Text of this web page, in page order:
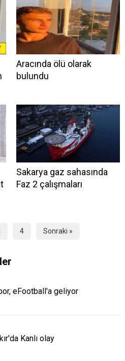
Aracında ölü olarak
bulundu
Sakarya gaz sahasında
Faz 2 çalışmaları
4 Sonraki »
eFootball'a geliyor
Kanlı olay